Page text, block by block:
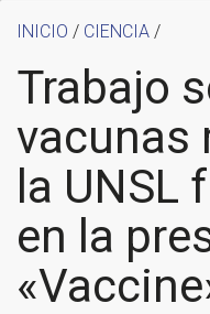
INICIO / CIENCIA /
Trabajo
vacunas
la UNSL
en la